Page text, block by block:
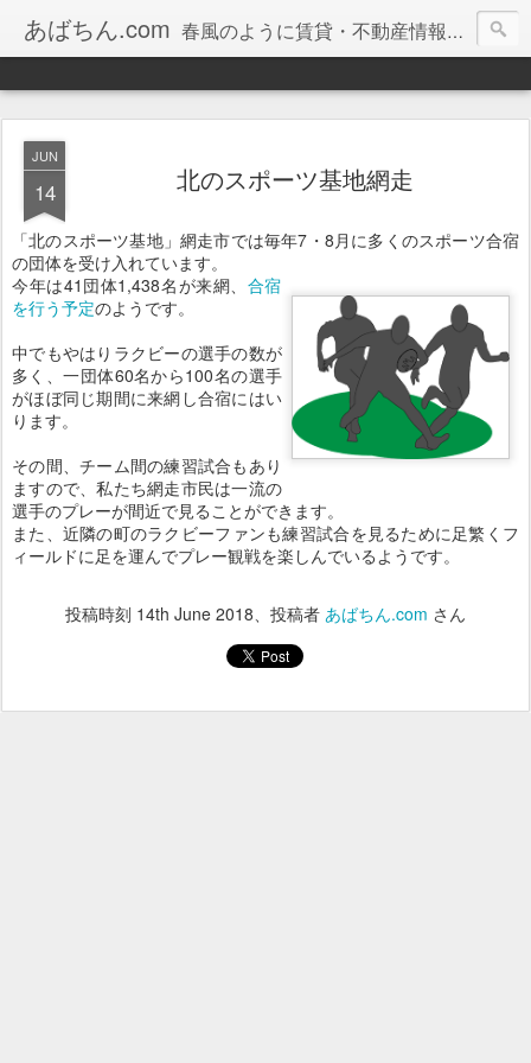
あばちん.com 春風のように賃貸・不動産情報をお届けしております。
JUN
14 北のスポーツ基地網走
「北のスポーツ基地」網走市では毎年7・8月に多くのスポーツ合宿
の団体を受け入れています。
今年は41団体1,438名が来網、 合宿
を行う予定のようです。
中でもやはりラクビーの選手の数が
多く、一団体60名から100名の選手
がほぼ同じ期間に来網し合宿にはい
ります。
その間、チーム間の練習試合もあり
ますので、私たち網走市民は一流の
選手のプレーが間近で見ることができます。
また、近隣の町のラクビーファンも練習試合を見るために足繁くフ
ィールドに足を運んでプレー観戦を楽しんでいるようです。
投稿時刻 14th June 2018、投稿者 あばちん.com さん